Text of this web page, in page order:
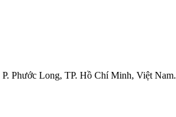
Phước Long, TP. Hồ Chí Minh, Việt Nam.